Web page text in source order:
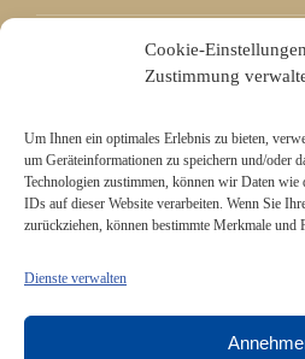
Cookie-Einstellungen
Zustimmung
Um Ihnen ein optimales Erlebnis zu bieten,
um Geräteinformationen zu speichern und/oder
Technologien zustimmen, können wir Daten wie
IDs auf dieser Website verarbeiten. Wenn Sie
zurückziehen, können bestimmte Merkmale und
Dienste verwalten
Mitgliedschaft bei